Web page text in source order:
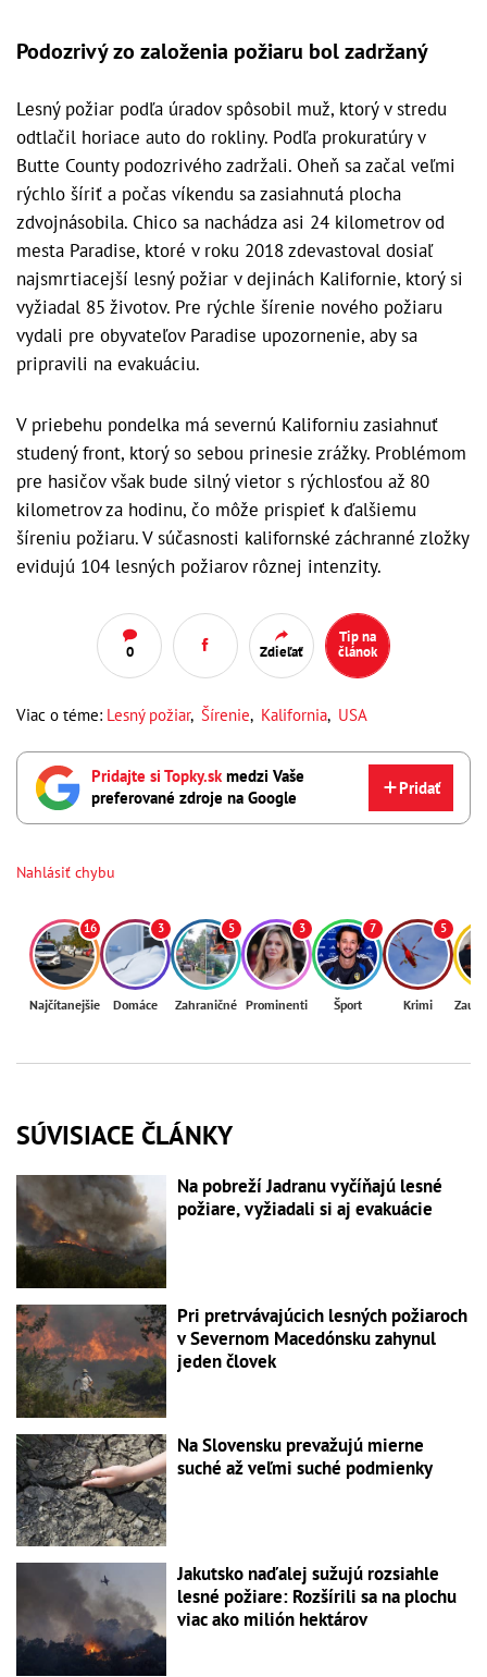
Podozrivý zo založenia požiaru bol zadržaný
Lesný požiar podľa úradov spôsobil muž, ktorý v stredu
odtlačil horiace auto do rokliny. Podľa prokuratúry v
Butte County podozrivého zadržali. Oheň sa začal veľmi
rýchlo šíriť a počas víkendu sa zasiahnutá plocha
zdvojnásobila. Chico sa nachádza asi 24 kilometrov od
mesta Paradise, ktoré v roku 2018 zdevastoval dosiaľ
najsmrtiacejší lesný požiar v dejinách Kalifornie, ktorý si
vyžiadal 85 životov. Pre rýchle šírenie nového požiaru
vydali pre obyvateľov Paradise upozornenie, aby sa
pripravili na evakuáciu.
V priebehu pondelka má severnú Kaliforniu zasiahnuť
studený front, ktorý so sebou prinesie zrážky. Problémom
pre hasičov však bude silný vietor s rýchlosťou až 80
kilometrov za hodinu, čo môže prispieť k ďalšiemu
šíreniu požiaru. V súčasnosti kalifornské záchranné zložky
evidujú 104 lesných požiarov rôznej intenzity.
0 Zdieľať
Tip na
článok
Viac o téme: Lesný požiar, Šírenie, Kalifornia, USA
Pridajte si Topky.skmedzi Vaše
preferované zdroje na Google
Pridať
Nahlásiť chybu
16
Najčítanejšie
3
Domáce
5
Zahraničné
3
Prominenti
7
Šport
5
Krimi
SÚVISIACE ČLÁNKY
Na pobreží Jadranu vyčíňajú lesné
požiare, vyžiadali si aj evakuácie
Pri pretrvávajúcich lesných požiaroch
v Severnom Macedónsku zahynul
jeden človek
Na Slovensku prevažujú mierne
suché až veľmi suché podmienky
Jakutsko naďalej sužujú rozsiahle
lesné požiare: Rozšírili sa na plochu
viac ako milión hektárov